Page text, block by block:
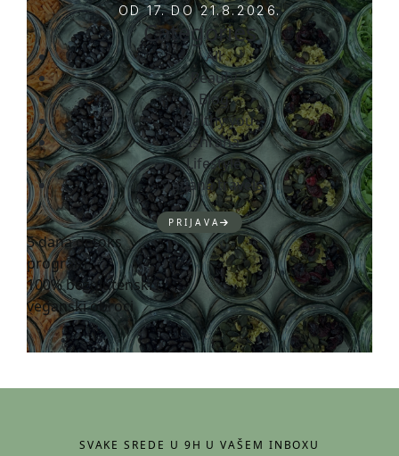
OD 17. DO 21.8.2026.
Categories
All
Beauty
Blog
Healthy you
Ishrana
Lifestyle
Tatjana travels
PRIJAVA
5 dana detoks
program
100% bezglutenski i
veganski obroci
SVAKE SREDE U 9H U VAŠEM INBOXU